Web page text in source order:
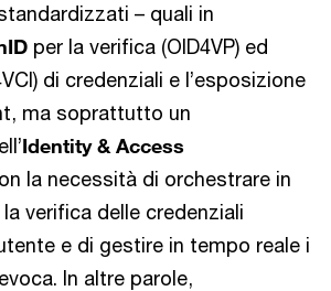
– quali in
per la verifica (OID4VP) ed
di credenziali e l’esposizione
ma soprattutto un
Identity & Access
la necessità di orchestrare in
verifica delle credenziali
e di gestire in tempo reale i
In altre parole,